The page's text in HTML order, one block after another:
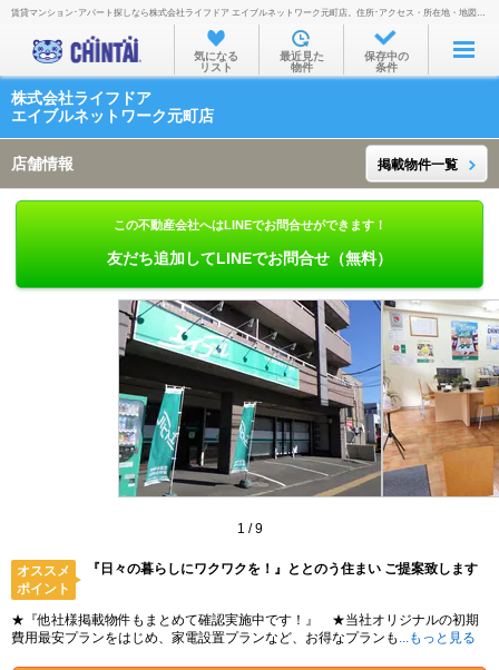
お部屋を探す
沿線・駅から
通勤通学時間から
物件特集から
TOP
賃貸マンション･アパート探しなら株式会社ライフドア エイブルネットワーク元町店。住所･アクセス・所在地・地図・営業時間・定休日・電話番号などを掲載。
気になる
リスト
最近見た
物件
保存中の
条件
株式会社ライフドア
エイブルネットワーク元町店
店舗情報 掲載物件一覧
この不動産会社へはLINEでお問合せができます！
友だち追加してLINEでお問合せ（無料）
1 /9
オススメ
ポイント
『日々の暮らしにワクワクを！』ととのう住まい ご提案致します
★『他社様掲載物件もまとめて確認実施中です！』 ★当社オリジナルの初期
費用最安プランをはじめ、家電設置プランなど、お得なプランも
...もっと見る